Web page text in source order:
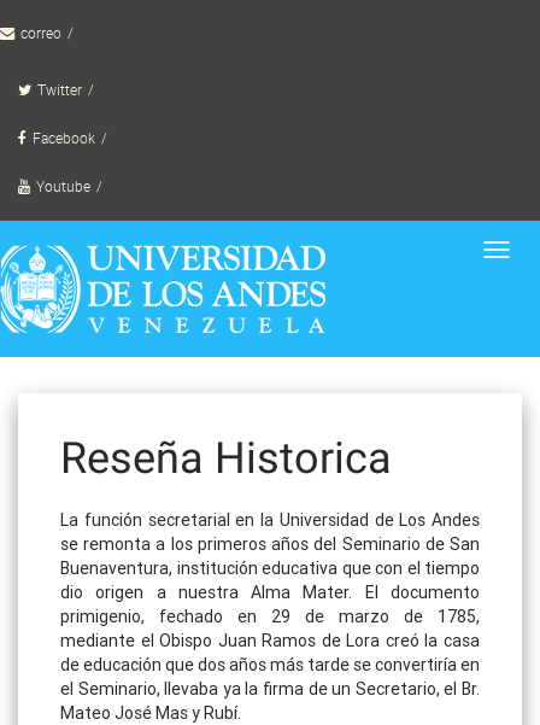
to correo
Twitter
Facebook
Youtube
Reseña Historica
La función secretarial en la Universidad de Los Andes
se remonta a los primeros años del Seminario de San
Buenaventura, institución educativa que con el tiempo
dio origen a nuestra Alma Mater. El documento
primigenio, fechado en 29 de marzo de 1785,
mediante el Obispo Juan Ramos de Lora creó la casa
de educación que dos años más tarde se convertiría en
el Seminario, llevaba ya la firma de un Secretario, el Br.
Mateo José Mas y Rubí.